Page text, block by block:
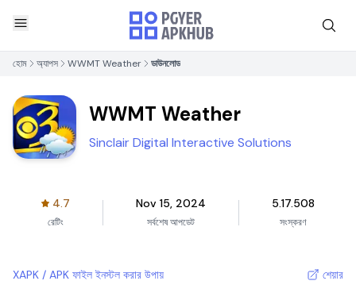
হোম অ্যাপস WWMT Weather ডাউনলোড
WWMT Weather
Sinclair Digital Interactive Solutions
4.7
রেটিং
Nov 15, 2024
সর্বশেষ আপডেট
5.17.508
সংস্করণ
XAPK / APK ফাইল ইনস্টল করার উপায় শেয়ার